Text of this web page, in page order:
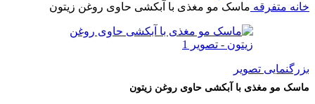
خانه متفرقه ماسک مو مغذی با آبکشی حاوی روغن زیتون
بزرگنمایی تصویر
ماسک مو مغذی با آبکشی حاوی روغن زیتون